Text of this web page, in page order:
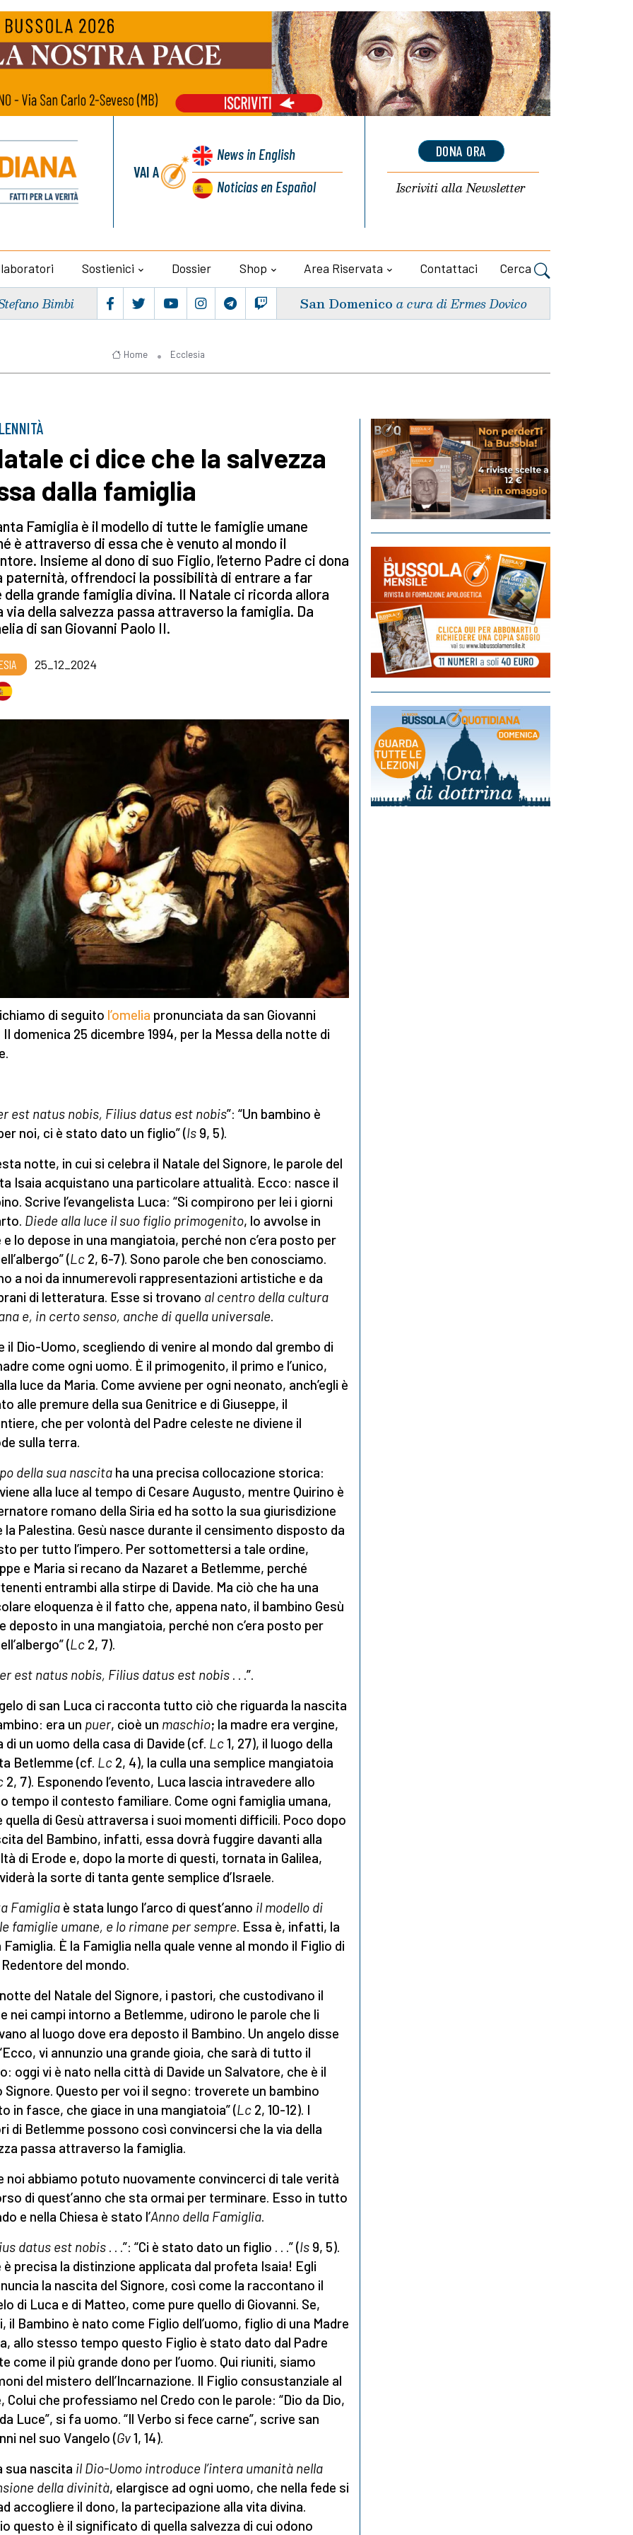
VAI A
Newsin English
Noticiasen Español
DONA ORA
Iscriviti allaNewsletter
Sostienici Dossier Shop Area Riservata Contattaci Cerca
Bimbi San Domenico a cura di Ermes Dovico
Home Ecclesia
ci dice che la salvezza
dalla famiglia
Famiglia è il modello di tutte le famiglie umane
è attraverso di essa che è venuto al mondo il
Insieme al dono di suo Figlio, l’eterno Padre ci dona
paternità, offrendoci la possibilità di entrare a far
grande famiglia divina. Il Natale ci ricorda allora
via della salvezza passa attraverso la famiglia. Da
di san Giovanni Paolo II.
25_12_2024
di seguito l’omelia pronunciata da san Giovanni
II domenica 25 dicembre 1994, per la Messa della notte di
est natus nobis, Filius datus est nobis”: “Un bambino è
noi, ci è stato dato un figlio” (Is 9, 5).
notte, in cui si celebra il Natale del Signore, le parole del
Isaia acquistano una particolare attualità. Ecco: nasce il
Scrive l’evangelista Luca: “Si compirono per lei i giorni
Diede alla luce il suo figlio primogenito, lo avvolse in
lo depose in una mangiatoia, perché non c’era posto per
(Lc 2, 6-7). Sono parole che ben conosciamo.
a noi da innumerevoli rappresentazioni artistiche e da
di letteratura. Esse si trovano al centro della cultura
e, in certo senso, anche di quella universale.
il Dio-Uomo, scegliendo di venire al mondo dal grembo di
come ogni uomo. È il primogenito, il primo e l’unico,
luce da Maria. Come avviene per ogni neonato, anch’egli è
alle premure della sua Genitrice e di Giuseppe, il
che per volontà del Padre celeste ne diviene il
sulla terra.
della sua nascita ha una precisa collocazione storica:
alla luce al tempo di Cesare Augusto, mentre Quirino è
romano della Siria ed ha sotto la sua giurisdizione
la Palestina. Gesù nasce durante il censimento disposto da
per tutto l’impero. Per sottomettersi a tale ordine,
e Maria si recano da Nazaret a Betlemme, perché
entrambi alla stirpe di Davide. Ma ciò che ha una
eloquenza è il fatto che, appena nato, il bambino Gesù
deposto in una mangiatoia, perché non c’era posto per
(Lc 2, 7).
est natus nobis, Filius datus est nobis . . .”.
di san Luca ci racconta tutto ciò che riguarda la nascita
era un puer, cioè un maschio; la madre era vergine,
di un uomo della casa di Davide (cf. Lc1, 27), il luogo della
Betlemme (cf. Lc 2, 4), la culla una semplice mangiatoia
2, 7). Esponendo l’evento, Luca lascia intravedere allo
tempo il contesto familiare. Come ogni famiglia umana,
quella di Gesù attraversa i suoi momenti difficili. Poco dopo
del Bambino, infatti, essa dovrà fuggire davanti alla
di Erode e, dopo la morte di questi, tornata in Galilea,
la sorte di tanta gente semplice d’Israele.
Famiglia è stata lungo l’arco di quest’anno il modello di
famiglie umane, e lo rimane per sempre. Essa è, infatti, la
Famiglia. È la Famiglia nella quale venne al mondo il Figlio di
del mondo.
del Natale del Signore, i pastori, che custodivano il
nei campi intorno a Betlemme, udirono le parole che li
al luogo dove era deposto il Bambino. Un angelo disse
vi annunzio una grande gioia, che sarà di tutto il
oggi vi è nato nella città di Davide un Salvatore, che è il
Signore. Questo per voi il segno: troverete un bambino
in fasce, che giace in una mangiatoia” (Lc 2, 10-12). I
di Betlemme possono così convincersi che la via della
passa attraverso la famiglia.
noi abbiamo potuto nuovamente convincerci di tale verità
di quest’anno che sta ormai per terminare. Esso in tutto
e nella Chiesa è stato l’Anno della Famiglia.
datus est nobis . . .”: “Ci è stato dato un figlio . . .” (Is 9, 5).
è precisa la distinzione applicata dal profeta Isaia! Egli
la nascita del Signore, così come la raccontano il
di Luca e di Matteo, come pure quello di Giovanni. Se,
il Bambino è nato come Figlio dell’uomo, figlio di una Madre
allo stesso tempo questo Figlio è stato dato dal Padre
come il più grande dono per l’uomo. Qui riuniti, siamo
del mistero dell’Incarnazione. Il Figlio consustanziale al
Colui che professiamo nel Credo con le parole: “Dio da Dio,
Luce”, si fa uomo. “Il Verbo si fece carne”, scrive san
nel suo Vangelo (Gv1, 14).
sua nascita il Dio-Uomo introduce l’intera umanità nella
della divinità, elargisce ad ogni uomo, che nella fede si
accogliere il dono, la partecipazione alla vita divina.
questo è il significato di quella salvezza di cui odono